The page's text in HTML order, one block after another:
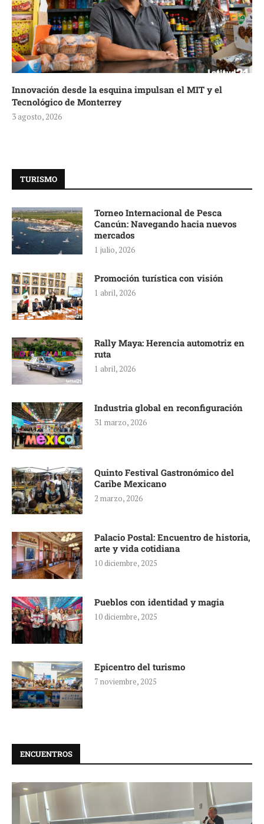
Innovación desde la esquina impulsan el MIT y el
Tecnológico de Monterrey
3 agosto, 2026
TURISMO
Torneo Internacional de Pesca
Cancún: Navegando hacia nuevos
mercados
1 julio, 2026
Promoción turística con visión
1 abril, 2026
Rally Maya: Herencia automotriz en
ruta
1 abril, 2026
Industria global en reconfiguración
31 marzo, 2026
Quinto Festival Gastronómico del
Caribe Mexicano
2 marzo, 2026
Palacio Postal: Encuentro de historia,
arte y vida cotidiana
10 diciembre, 2025
Pueblos con identidad y magia
10 diciembre, 2025
Epicentro del turismo
7 noviembre, 2025
ENCUENTROS